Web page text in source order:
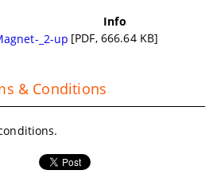
Info
_2-up [PDF, 666.64 KB]
& Conditions